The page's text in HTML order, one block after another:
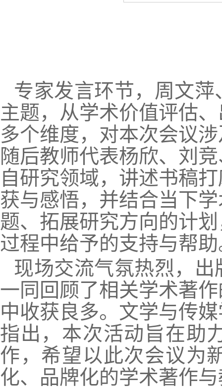
专家发言环节，周文
主题，从学术价值评估
多个维度，对本次会议
随后教师代表杨欣、刘
自研究领域，讲述书稿
获与感悟，并结合当下
题、拓展研究方向的计
过程中给予的支持与帮
现场交流气氛热烈，
一同回顾了相关学术著
中收获良多。文学与传
指出，本次活动旨在助
作，希望以此次会议为
化、品牌化的学术著作